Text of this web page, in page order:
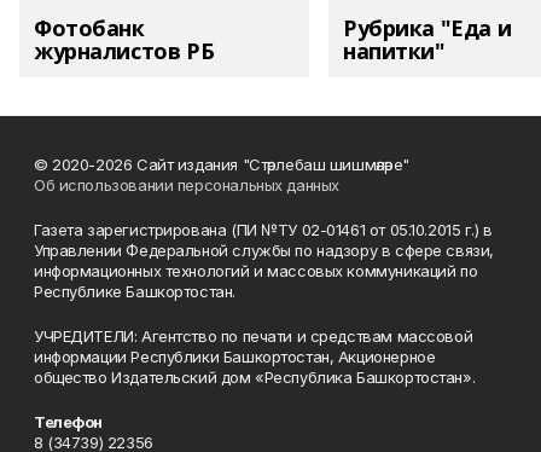
Фотобанк
журналистов РБ
Рубрика "Еда и
напитки"
© 2020-2026 Сайт издания "Стәрлебаш шишмәләре"
Об использовании персональных данных
Газета зарегистрирована (ПИ №ТУ 02-01461 от 05.10.2015 г.) в
Управлении Федеральной службы по надзору в сфере связи,
информационных технологий и массовых коммуникаций по
Республике Башкортостан.
УЧРЕДИТЕЛИ: Агентство по печати и средствам массовой
информации Республики Башкортостан, Акционерное
общество Издательский дом «Республика Башкортостан».
Телефон
8 (34739) 22356